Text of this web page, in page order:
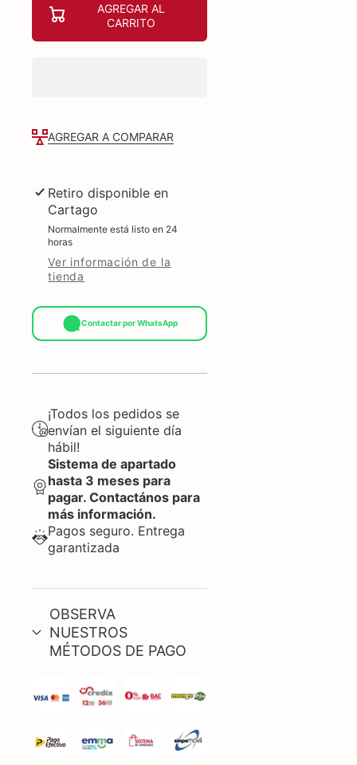
Elite
etiqueta
3
salida
AGREGAR AL
CARRITO
AGREGAR A COMPARAR
Retiro disponible en
Cartago
Normalmente está listo en 24
horas
Ver información de la
tienda
Contactar por WhatsApp
¡Todos los pedidos se
envían el siguiente día
hábil!
Sistema de apartado
hasta 3 meses para
pagar. Contactános para
más información.
Pagos seguro. Entrega
garantizada
OBSERVA
NUESTROS
MÉTODOS DE PAGO